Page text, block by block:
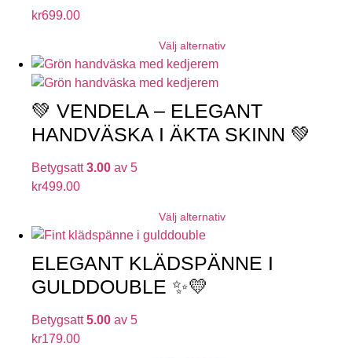
kr699.00
Välj alternativ
💚 VENDELA – ELEGANT
HANDVÄSKA I ÄKTA SKINN 💚
Betygsatt3.00 av 5
kr499.00
Välj alternativ
ELEGANT KLÄDSPÄNNE I
GULDDOUBLE ✨💛
Betygsatt5.00 av 5
kr179.00